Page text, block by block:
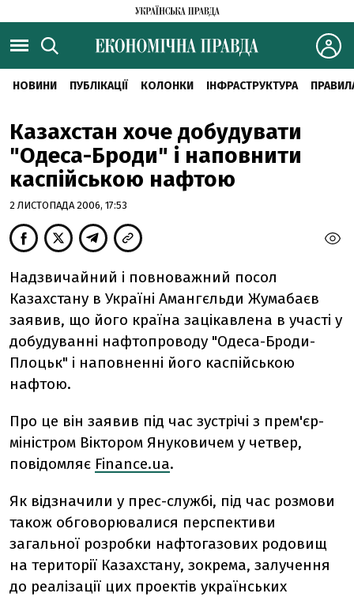
НОВИНИ ПУБЛІКАЦІЇ КОЛОНКИ ІНФРАСТРУКТУРА
Казахстан хоче добудувати
"Одеса-Броди" і наповнити
каспійською нафтою
2 ЛИСТОПАДА 2006, 17:53
Надзвичайний і повноважний посол
Казахстану в Україні Амангєльди Жумабаєв
заявив, що його країна зацікавлена в участі у
добудуванні нафтопроводу "Одеса-Броди-
Плоцьк" і наповненні його каспійською
нафтою.
Про це він заявив під час зустрічі з прем'єр-
міністром Віктором Януковичем у четвер,
повідомляє Finance.ua.
Як відзначили у прес-службі, під час розмови
також обговорювалися перспективи
загальної розробки нафтогазових родовищ
на території Казахстану, зокрема, залучення
до реалізації цих проектів українських